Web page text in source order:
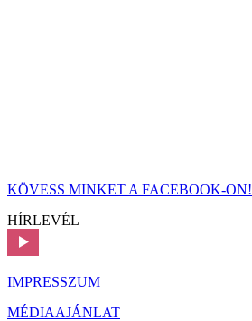
KÖVESS MINKET A FACEBOOK-ON!
HÍRLEVÉL
IMPRESSZUM
MÉDIAAJÁNLAT